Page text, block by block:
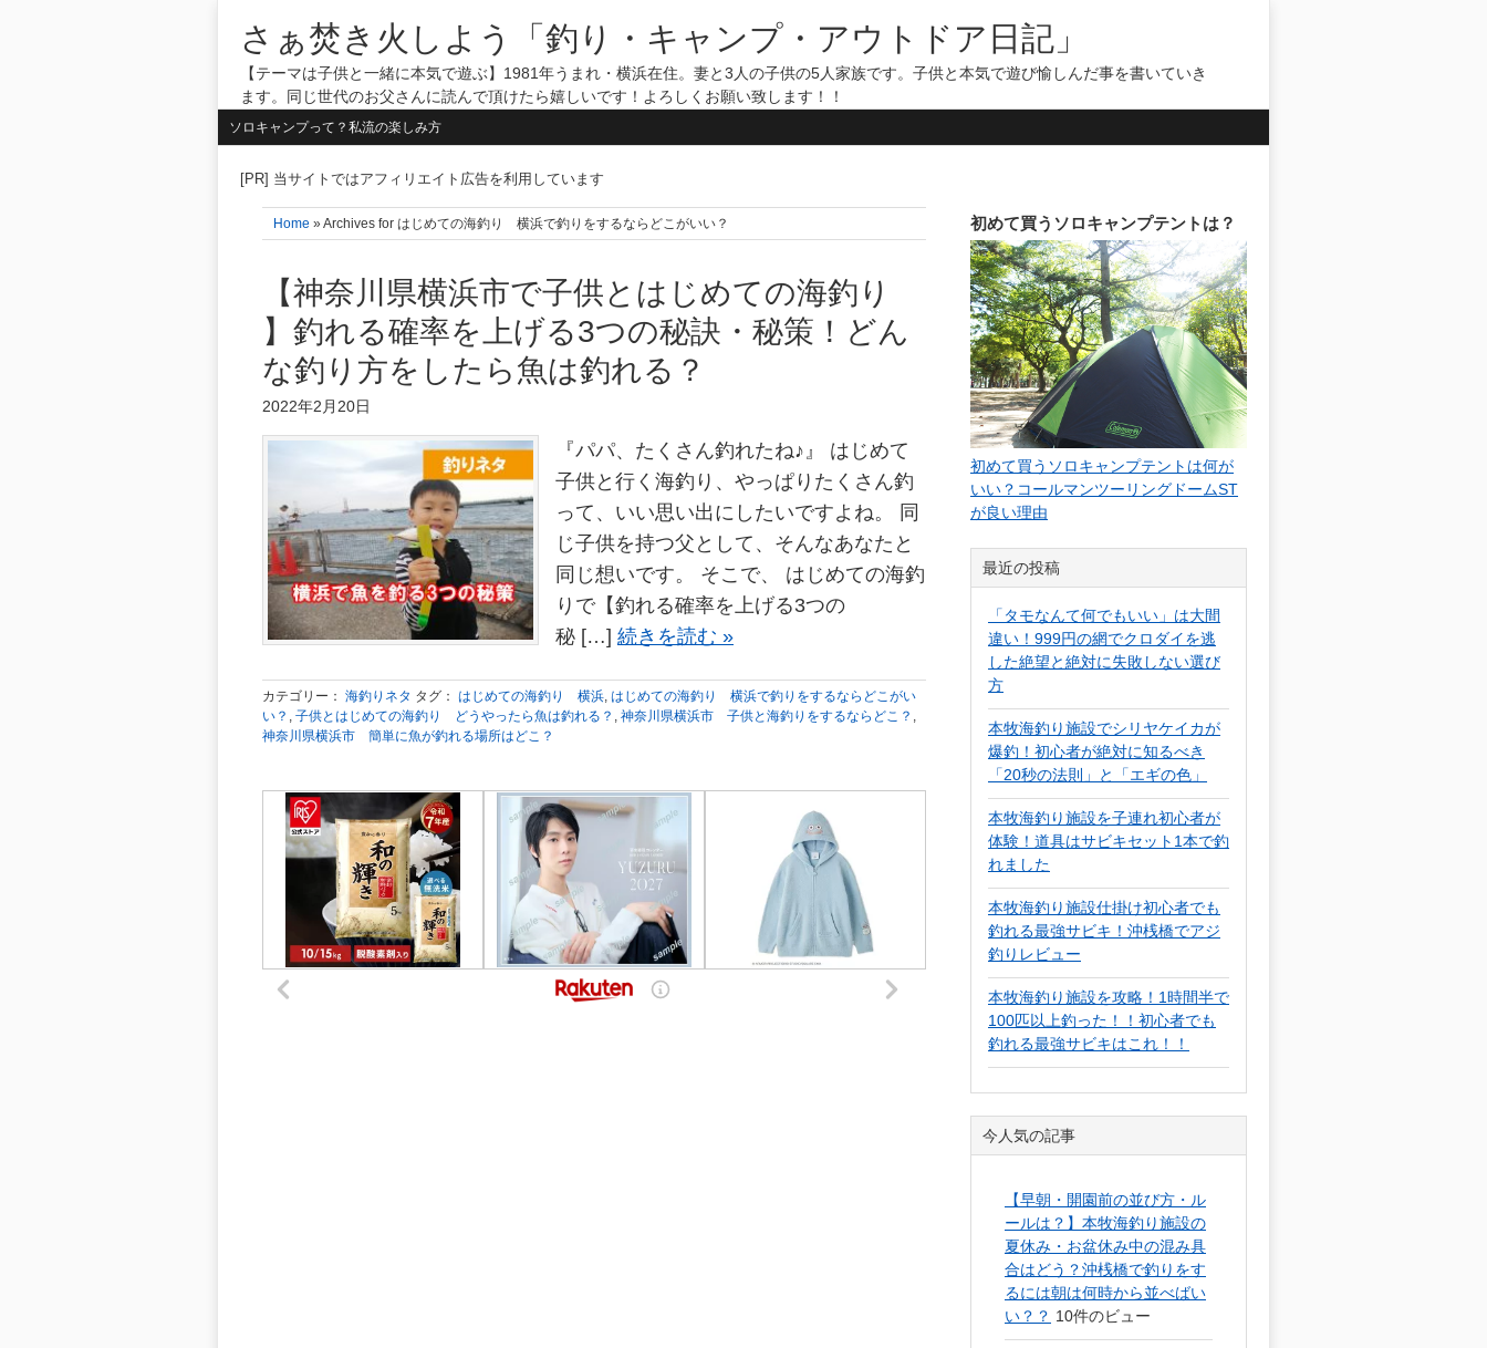
さぁ焚き火しよう「釣り・キャンプ・アウトドア日記」
【テーマは子供と一緒に本気で遊ぶ】1981年うまれ・横浜在住。妻と3人の子供の5人家族です。子供と本気で遊び愉しんだ事を書いていき
ます。同じ世代のお父さんに読んで頂けたら嬉しいです！よろしくお願い致します！！
ソロキャンプって？私流の楽しみ方
[PR] 当サイトではアフィリエイト広告を利用しています
Home » Archives for はじめての海釣り 横浜で釣りをするならどこがいい？
【神奈川県横浜市で子供とはじめての海釣り
】釣れる確率を上げる3つの秘訣・秘策！どん
な釣り方をしたら魚は釣れる？
2022年2月20日
『パパ、たくさん釣れたね♪』 はじめて
子供と行く海釣り、やっぱりたくさん釣
って、いい思い出にしたいですよね。 同
じ子供を持つ父として、そんなあなたと
同じ想いです。 そこで、 はじめての海釣
りで【釣れる確率を上げる3つの
秘 […] 続きを読む »
カテゴリー： 海釣りネタ タグ： はじめての海釣り 横浜, はじめての海釣り 横浜で釣りをするならどこがい
い？ , 子供とはじめての海釣り どうやったら魚は釣れる？ , 神奈川県横浜市 子供と海釣りをするならどこ？ ,
神奈川県横浜市 簡単に魚が釣れる場所はどこ？
初めて買うソロキャンプテントは？
初めて買うソロキャンプテントは何が
いい？コールマンツーリングドームST
が良い理由
最近の投稿
「タモなんて何でもいい」は大間
違い！999円の網でクロダイを逃
した絶望と絶対に失敗しない選び
方
本牧海釣り施設でシリヤケイカが
爆釣！初心者が絶対に知るべき
「20秒の法則」と「エギの色」
本牧海釣り施設を子連れ初心者が
体験！道具はサビキセット1本で釣
れました
本牧海釣り施設仕掛け初心者でも
釣れる最強サビキ！沖桟橋でアジ
釣りレビュー
本牧海釣り施設を攻略！1時間半で
100匹以上釣った！！初心者でも
釣れる最強サビキはこれ！！
今人気の記事
【早朝・開園前の並び方・ル
ールは？】本牧海釣り施設の
夏休み・お盆休み中の混み具
合はどう？沖桟橋で釣りをす
るには朝は何時から並べばい
い？？ 10件のビュー